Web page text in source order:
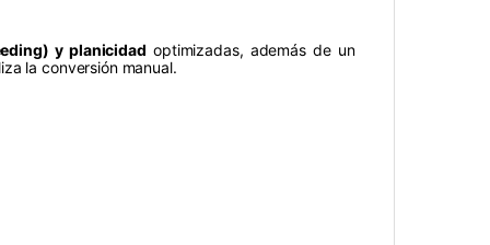
y planicidad optimizadas, además de un
la conversión manual.